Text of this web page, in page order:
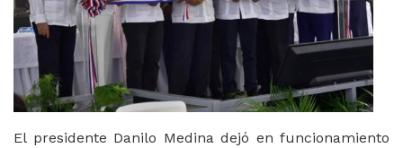
El presidente Danilo Medina dejó en funcionamiento